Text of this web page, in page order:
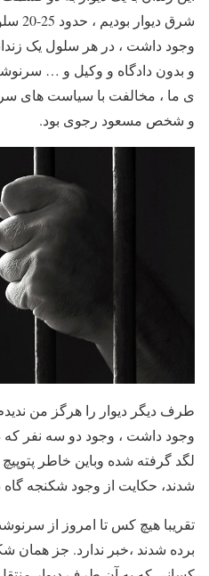
شرق
وجود داشت ، در هر سلول یک
و بدون دادگاه و وکیل و …
ی ما ، مخالفت با سیاست های
و شخص مسعود رجوی بود.
طرف دیگر دیوار را هرگز من ندیدم
وجود داشت ، وجود دو سه نفر
لگد گرفته شده وباین خاطر
شدند، حکایت از وجود شکنجه
تقریبا هیچ کس تا امروز از
برده شدند ،خبر ندارد. جز همان